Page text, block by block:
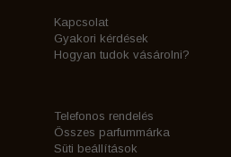
Kapcsolat
Gyakori kérdések
Hogyan tudok vásárolni?
Telefonos rendelés
Összes parfummárka
Süti beállítások